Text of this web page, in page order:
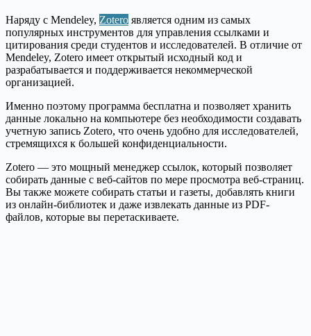
Наряду с Mendeley, Zotero является одним из самых
популярных инструментов для управления ссылками и
цитирования среди студентов и исследователей. В отличие от
Mendeley, Zotero имеет открытый исходный код и
разрабатывается и поддерживается некоммерческой
организацией.
Именно поэтому программа бесплатна и позволяет хранить
данные локально на компьютере без необходимости создавать
учетную запись Zotero, что очень удобно для исследователей,
стремящихся к большей конфиденциальности.
Zotero — это мощный менеджер ссылок, который позволяет
собирать данные с веб-сайтов по мере просмотра веб-страниц.
Вы также можете собирать статьи и газеты, добавлять книги
из онлайн-библиотек и даже извлекать данные из PDF-
файлов, которые вы перетаскиваете.